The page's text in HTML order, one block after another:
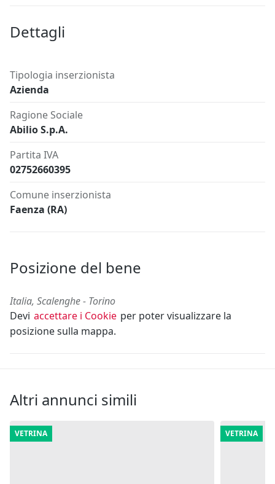
Dettagli
Tipologia inserzionista
Azienda
Ragione Sociale
Abilio S.p.A.
Partita IVA
02752660395
Comune inserzionista
Faenza (RA)
Posizione del bene
Italia, Scalenghe - Torino
Devi accettare i Cookie per poter visualizzare la
posizione sulla mappa.
Altri annunci simili
VETRINA VETRINA